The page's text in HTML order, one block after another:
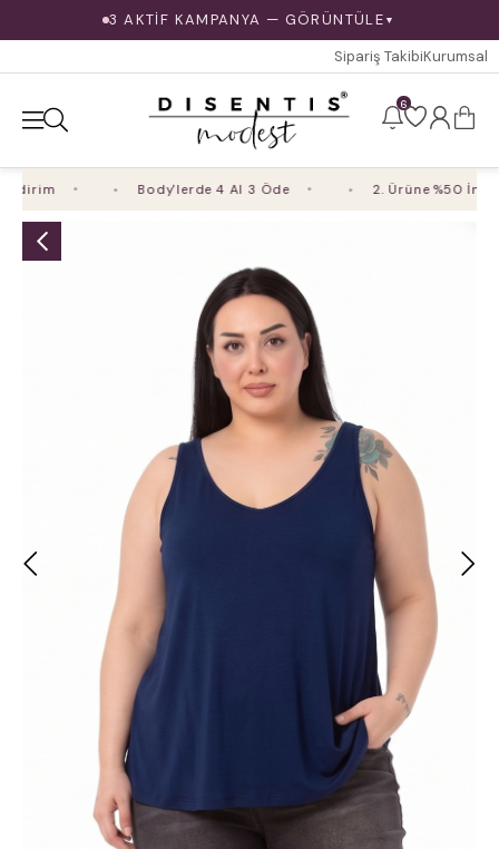
3 AKTİF KAMPANYA — GÖRÜNTÜLE ▼
Sipariş TakibiKurumsal
6
Body'lerde 4 Al 3 Öde 2. Ürüne %50 İndirim